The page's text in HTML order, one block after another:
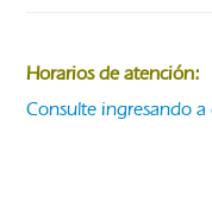
Horarios de atención:
Consulte ingresando a